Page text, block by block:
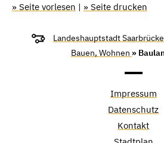
» Seite vorlesen | » Seite drucken
Landeshauptstadt
Bauen, Wohnen »
Impressum
Datenschutz
Kontakt